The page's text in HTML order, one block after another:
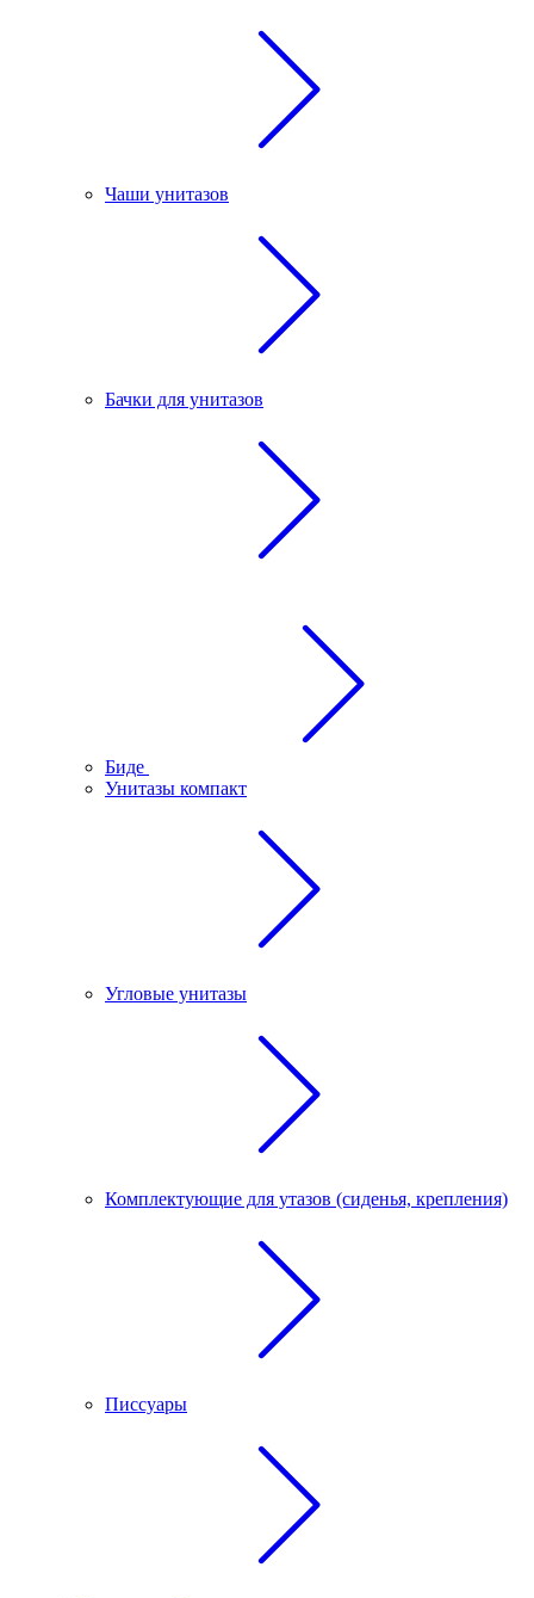
Чаши унитазов
Бачки для унитазов
Биде
Унитазы компакт
Угловые унитазы
Комплектующие для утазов (сиденья, крепления)
Писсуары